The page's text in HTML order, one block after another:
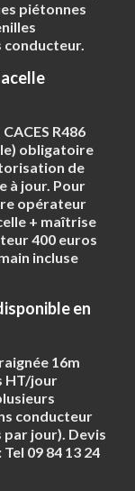
piétonnes
conducteur.
CACES R486
obligatoire
de
à jour. Pour
opérateur
+ maîtrise
400 euros
incluse
en
16m
HT/jour
conducteur
par jour). Devis
Tel 09 84 13 24